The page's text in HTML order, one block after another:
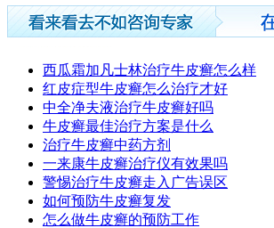
西瓜霜加凡士林治疗牛皮癣怎么样
红皮症型牛皮癣怎么治疗才好
中全净夫液治疗牛皮癣好吗
牛皮癣最佳治疗方案是什么
治疗牛皮癣中药方剂
一来康牛皮癣治疗仪有效果吗
警惕治疗牛皮癣走入广告误区
如何预防牛皮癣复发
怎么做牛皮癣的预防工作